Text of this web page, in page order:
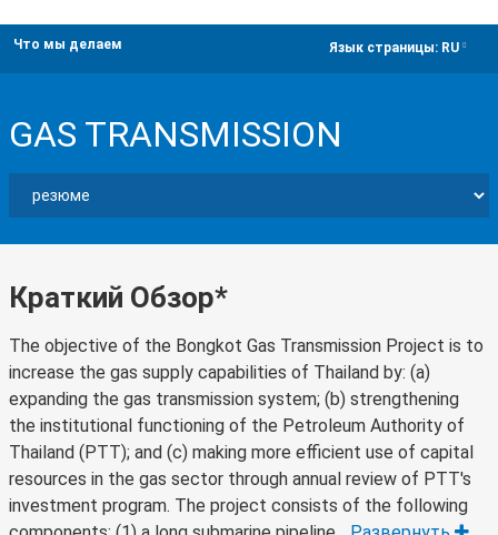
Что мы делаем Язык страницы: RU
GAS TRANSMISSION
Краткий Обзор*
The objective of the Bongkot Gas Transmission Project is to
increase the gas supply capabilities of Thailand by: (a)
expanding the gas transmission system; (b) strengthening
the institutional functioning of the Petroleum Authority of
Thailand (PTT); and (c) making more efficient use of capital
resources in the gas sector through annual review of PTT's
investment program. The project consists of the following